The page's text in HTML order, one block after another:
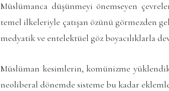
Müslümanca düşünmeyi önemseyen
temel ilkeleriyle çatışan özünü görmezden
medyatik ve entelektüel göz boyacılıklarla
Müslüman kesimlerin, komünizme
neoliberal dönemde sisteme bu kadar